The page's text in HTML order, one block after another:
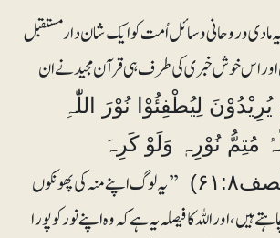
و روحانی وسائل اُمت کو ایک شان دار مستقبل
اس خوش خبری کی طرف ہی قرآن مجید نے ان
لِیُطْفِئُوْا نُوْرَ اللّٰہِ
مُتِمُّ نُوْرِہٖ وَلَوْ کَرِہَ
’’یہ لوگ اپنے منہ کی پھونکوں
ہیں، اور اللہ کا فیصلہ یہ ہے کہ وہ اپنے نور کو پورا